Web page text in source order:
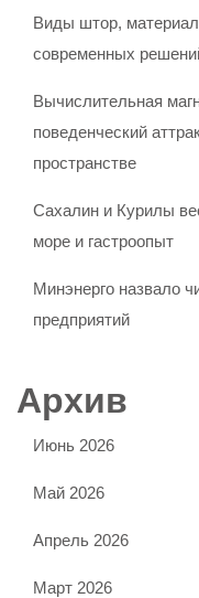
Виды штор,
современных
Вычислительная
поведенческий
пространстве
Сахалин и Курилы
море и гастроопыт
Минэнерго назвало
предприятий
Архив
Июнь 2026
Май 2026
Апрель 2026
Март 2026